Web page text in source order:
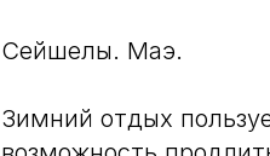
Сейшелы. Маэ.
Зимний отдых